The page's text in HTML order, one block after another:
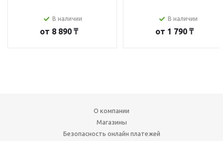
В наличии
от 8 890 ₸
В наличии
от 1 790 ₸
О компании
Магазины
Безопасность онлайн платежей